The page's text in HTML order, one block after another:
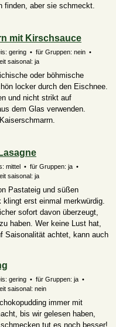
finden, aber sie schmeckt.
mit Kirschsauce
gering • für Gruppen: nein •
saisonal: ja
oder böhmische
locker durch den Eischnee.
und nicht strikt auf
dem Glas verwenden.
mittel • für Gruppen: ja •
saisonal: ja
Pastateig und süßen
klingt erst einmal merkwürdig.
sofort davon überzeugt,
haben. Wer keine Lust hat,
Saisonalität achtet, kann auch
gering • für Gruppen: ja •
saisonal: nein
immer mit
bis wir gelesen haben,
tut es noch besser!